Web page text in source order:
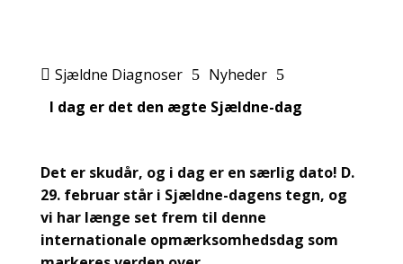
 Sjældne Diagnoser 5 Nyheder 5
I dag er det den ægte Sjældne-dag
Det er skudår, og i dag er en særlig dato! D.
29. februar står i Sjældne-dagens tegn, og
vi har længe set frem til denne
internationale opmærksomhedsdag som